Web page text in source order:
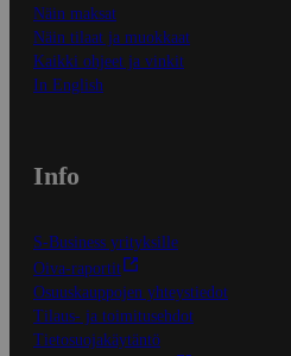
Näin maksat
Näin tilaat ja muokkaat
Kaikki ohjeet ja vinkit
In English
Info
S-Business yrityksille
Oiva-raportit
Osuuskauppojen yhteystiedot
Tilaus- ja toimitusehdot
Tietosuojakäytäntö